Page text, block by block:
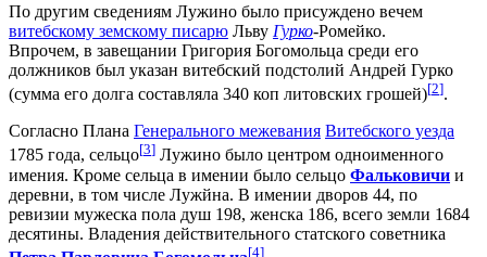
По другим сведениям Лужино было присуждено вечем
витебскому земскому писарю Льву Гурко-Ромейко.
Впрочем, в завещании Григория Богомольца среди его
должников был указан витебский подстолий Андрей Гурко
(сумма его долга составляла 340 коп литовских грошей)[2].
Согласно Плана Генерального межевания Витебского уезда
1785 года, сельцо[3] Лужино было центром одноименного
имения. Кроме сельца в имении было сельцо Фальковичи и
деревни, в том числе Лужйна. В имении дворов 44, по
ревизии мужеска пола душ 198, женска 186, всего земли 1684
десятины. Владения действительного статского советника
[4]